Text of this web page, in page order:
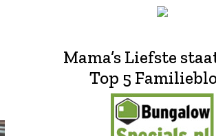
Mama’s Liefste
Top 5